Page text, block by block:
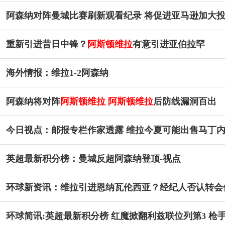
阿森纳对阵曼城比赛刷新观看纪录 将促进亚马逊加大
重新引进昔日中锋？ 阿斯顿维拉有意引进亚伯拉罕
海外情报：维拉1-2阿森纳
阿森纳将对阵阿斯顿维拉 阿斯顿维拉后防线漏洞百出
今日视点：邮报专栏作家透露 维拉今夏可能出售马丁
英超最新积分榜：曼城反超阿森纳登顶-视点
环球新资讯：维拉引进恩纳瓦伦西亚？经纪人否认转会
环球简讯:英超最新积分榜 红魔掀翻利兹联位列第3 枪